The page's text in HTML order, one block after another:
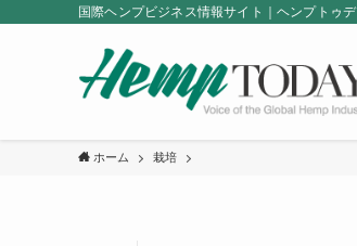
国際ヘンプビジネス情報サイト｜ヘンプトゥ
ホーム 栽培